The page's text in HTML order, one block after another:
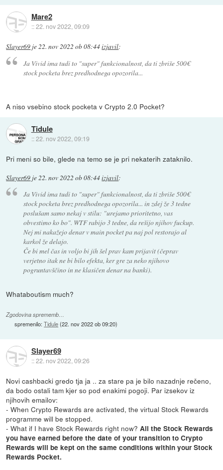
Mare2
::22. nov 2022, 09:09
Slayer69 je22. nov 2022 ob 08:44izjavil:
Ja Vivid ima tudi to "super" funkcionalnost, da ti zbriše 500€
stock pocketa brez predhodnega opozorila...
A niso vsebino stock pocketa v Crypto 2.0 Pocket?
Tidule
::22. nov 2022, 09:19
Pri meni so bile, glede na temo se je pri nekaterih zataknilo.
Slayer69 je 22. nov 2022 ob 08:44izjavil:
Ja Vivid ima tudi to "super" funkcionalnost, da ti zbriše 500€
stock pocketa brez predhodnega opozorila... in zdej že 3 tedne
poslušam samo nekaj v stilu: "urejamo prioritetno, vas
obvestimo ko bo". WTF rabijo 3 tedne, da rešijo njihov fuckup.
Nej mi nakažejo denar v main pocket pa naj pol restorajo al
karkol že delajo.
Če bi mel čas in voljo bi jih šel prav kam prijavit (čeprav
verjetno itak ne bi bilo efekta, ker gre za neko njihovo
pogruntavščino in ne klasičen denar na banki).
Whataboutism much?
Zgodovina sprememb…
spremenilo:Tidule(22. nov 2022 ob 09:20)
Slayer69
::22. nov 2022, 09:26
Novi cashbacki gredo tja ja .. za stare pa je bilo nazadnje rečeno,
da bodo ostali tam kjer so pod enakimi pogoji. Par izsekov iz
njihovih emailov:
- When Crypto Rewards are activated, the virtual Stock Rewards
programme will be stopped.
- What if I have Stock Rewards right now?All the Stock Rewards
you have earned before the date of your transition to Crypto
Rewards will be kept on the same conditions within your Stock
Rewards Pocket.